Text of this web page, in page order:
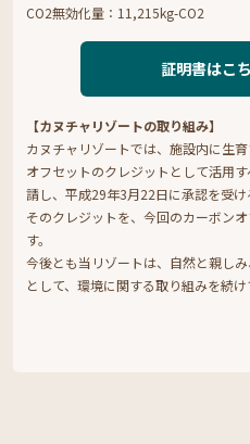
CO2無効化量：11,215kg-CO2
証明書はこ
【カヌチャリゾートの取り組み】
カヌチャリゾートでは、施設内に生
オフセットのクレジットとして活用
請し、平成29年3月22日に承認を受け
そのクレジットを、今回のカーボン
す。
今後とも当リゾートは、自然と親し
として、環境に関する取り組みを続け